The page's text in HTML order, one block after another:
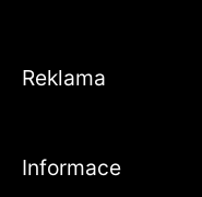
Reklama
Informace